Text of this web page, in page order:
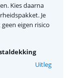
Kies daarna
Je
eigen risico
Uitleg